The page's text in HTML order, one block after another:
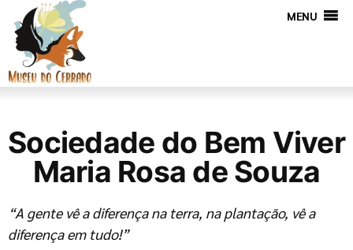
MENU
Sociedade do Bem Viver
Maria Rosa de Souza
“A gente vê a diferença na terra, na plantação, vê a
diferença em tudo!”